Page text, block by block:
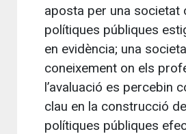
aposta per una societat
polítiques públiques
en evidència; una
coneixement on els
l’avaluació es percebin
clau en la construcció
polítiques públiques